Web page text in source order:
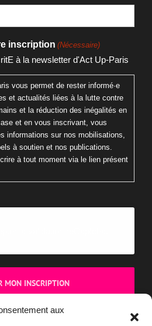
aux
inscription (Nécessaire)
à la newsletter d'Act Up-Paris
vous permet de rester informé·e
et actualités liées à la lutte contre
et la réduction des inégalités en
et en vous inscrivant, vous
informations sur nos mobilisations,
à soutien et nos publications.
à tout moment via le lien présent
la validation reCaptcha.